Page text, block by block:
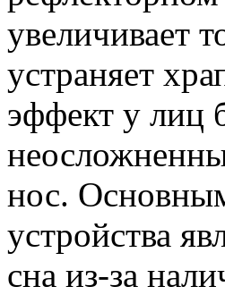
увеличивает
устраняет
эффект у лиц
нос.
устройства
сна из-за